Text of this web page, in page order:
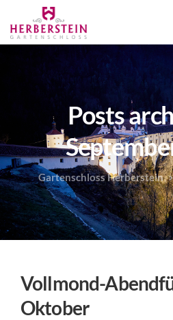
Posts
Gartenschloss Herberstein
Vollmond-
Oktober